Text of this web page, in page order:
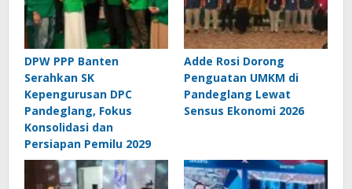
DPW PPP Banten
Serahkan SK
Kepengurusan DPC
Pandeglang, Fokus
Konsolidasi dan
Persiapan Pemilu 2029
Adde Rosi Dorong
Penguatan UMKM di
Pandeglang Lewat
Sensus Ekonomi 2026